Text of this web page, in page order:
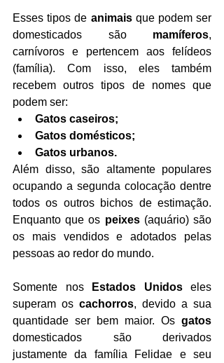
Esses tipos de animais que podem ser
domesticados são mamíferos,
carnívoros e pertencem aos felídeos
(família). Com isso, eles também
recebem outros tipos de nomes que
podem ser:
Gatos caseiros;
Gatos domésticos;
Gatos urbanos.
Além disso, são altamente populares
ocupando a segunda colocação dentre
todos os outros bichos de estimação.
Enquanto que os peixes (aquário) são
os mais vendidos e adotados pelas
pessoas ao redor do mundo.
Somente nos Estados Unidos eles
superam os cachorros, devido a sua
quantidade ser bem maior. Os
domesticados são derivados
justamente da família Felidae e seu